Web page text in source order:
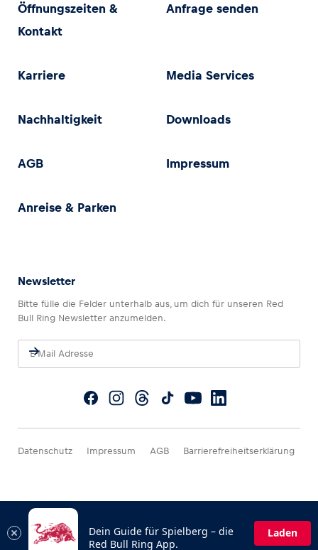
Öffnungszeiten &
Kontakt
Anfrage senden
Karriere Media Services
Nachhaltigkeit Downloads
AGB Impressum
Anreise & Parken
Newsletter
Bitte fülle die Felder unterhalb aus, um dich für unseren Red
Bull Ring Newsletter anzumelden.
Datenschutz Impressum AGB Barrierefreiheitserklärung
Dein Guide für Spielberg – die
Red Bull Ring App.
Laden